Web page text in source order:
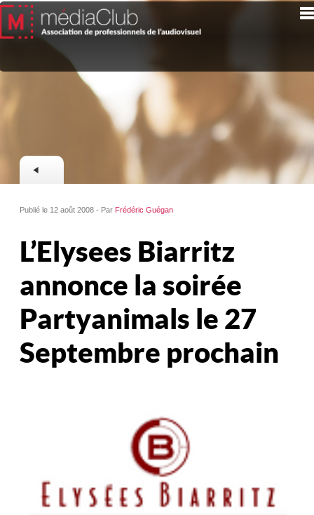
Publié le 12 août 2008 - Par Frédéric Guégan
L’Elysees Biarritz
annonce la soirée
Partyanimals le 27
Septembre prochain